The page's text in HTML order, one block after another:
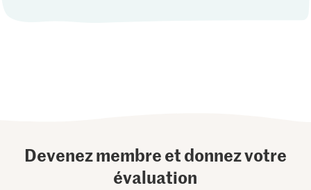
Devenez membre et donnez votre
évaluation